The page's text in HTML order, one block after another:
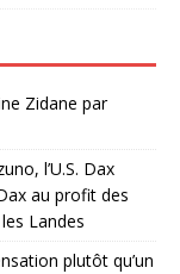
Zidane par
l’U.S. Dax
au profit des
Landes
plutôt qu’un